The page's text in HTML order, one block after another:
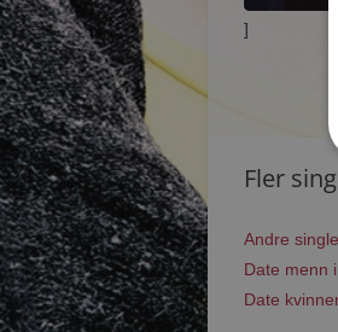
]
Fler
Andre
Date menn
Date